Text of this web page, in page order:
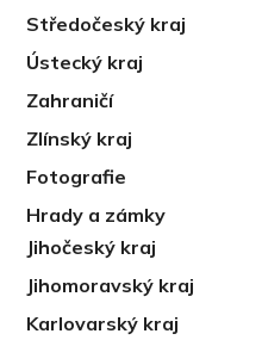
Středočeský kraj
Ústecký kraj
Zahraničí
Zlínský kraj
Fotografie
Hrady a zámky
Jihočeský kraj
Jihomoravský kraj
Karlovarský kraj